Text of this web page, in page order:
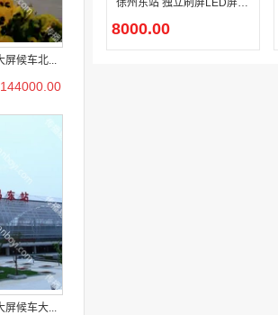
屏候车北...
144000.00
屏候车大...
徐州东站 独立刷屏LED屏幕
8000.00